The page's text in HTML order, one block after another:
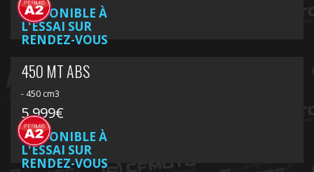
DISPONIBLE À
L'ESSAI SUR
RENDEZ-VOUS
450 MT ABS
- 450 cm3
5 999€
DISPONIBLE À
L'ESSAI SUR
RENDEZ-VOUS